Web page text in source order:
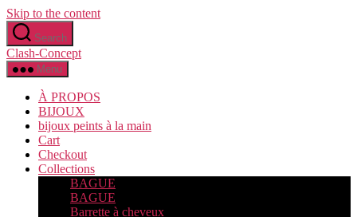
Skip to the content
Search
Clash-Concept
Menu
À PROPOS
BIJOUX
bijoux peints à la main
Cart
Checkout
Collections
BAGUE
BAGUE
Barrette à cheveux